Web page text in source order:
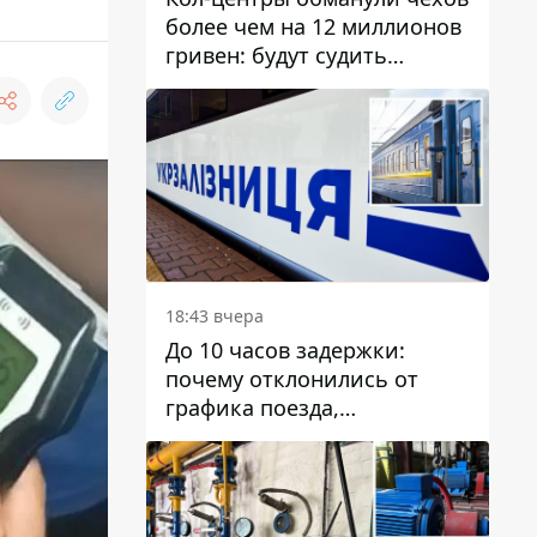
более чем на 12 миллионов
гривен: будут судить
днепрянина,
организовавшего
транснациональную
преступную организацию
18:43 вчера
До 10 часов задержки:
почему отклонились от
графика поезда,
курсирующие через Днепр
и область